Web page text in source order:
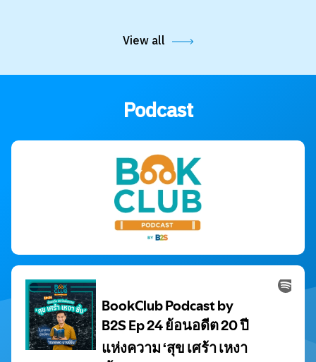
View all
Podcast